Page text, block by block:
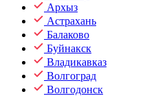
Архыз
Астрахань
Балаково
Буйнакск
Владикавказ
Волгоград
Волгодонск